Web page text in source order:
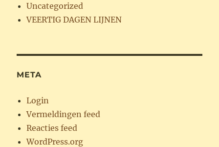
Uncategorized
VEERTIG DAGEN LIJNEN
META
Login
Vermeldingen feed
Reacties feed
WordPress.org